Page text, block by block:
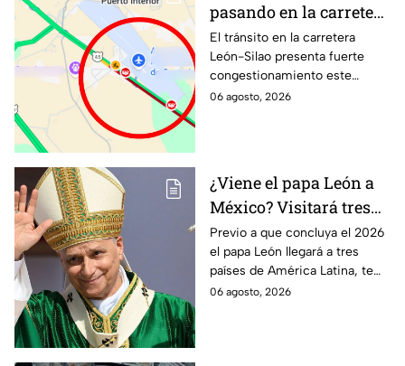
pasando en la carretera
León-Silao HOY jueves?
Reportan tráfico
intenso rumbo al
Aeropuerto
El tránsito en la carretera
León-Silao presenta fuerte
congestionamiento este
jueves 6 de agosto,
06 agosto, 2026
¿Viene el papa León a
México? Visitará tres
países de América
Latina en noviembre de
este año 2026
Previo a que concluya el 2026
el papa León llegará a tres
países de América Latina, te
contamos los detalles.
06 agosto, 2026